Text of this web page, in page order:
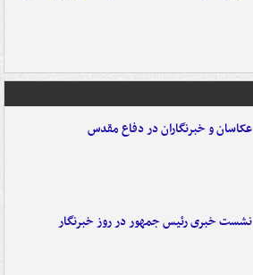
عکاسان و خبرنگاران در دفاع مقدس
نشست خبری رئیس جمهور در روز خبرنگار